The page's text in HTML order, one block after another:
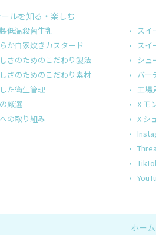
ルを知る・楽しむ
低温殺菌牛乳
か自家炊きカスタード
さのためのこだわり製法
さのためのこだわり素材
た衛生管理
厳選
の取り組み
スイ
スイ
シュ
バー
工場
X モ
X シ
ホーム